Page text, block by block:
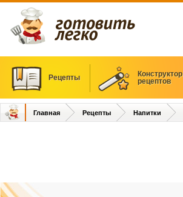
Рецепты
Конструктор
рецептов
Главная Рецепты Напитки